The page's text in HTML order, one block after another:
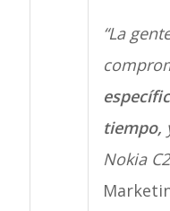
“La
tiempo,
Nokia